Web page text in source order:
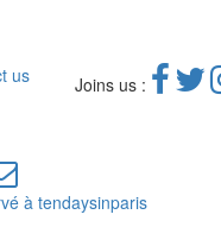
us Joins us :
à tendaysinparis